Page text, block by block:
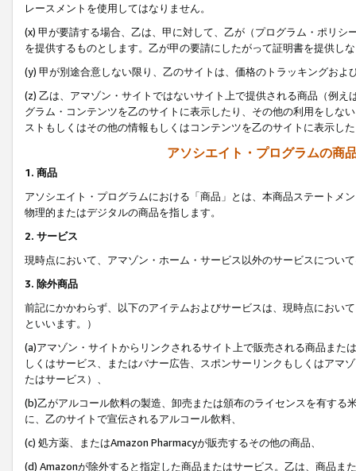
レースメントを使用してはなりません。
(x) 甲が要請する場合、乙は、甲に対して、乙が（プログラム・ポリ
を提供するものとします。乙が甲の要請にしたがって証明書を提供し
(y) 甲が別途合意しない限り、乙のサイトは、価格のトラッキングお
(z) 乙は、アマゾン・サイトではないサイト上で提供される商品（例
グラム・コンテンツを乙のサイトに表示したり、その他の利用をしな
ストもしくはその他の情報もしくはコンテンツを乙のサイトに表示し
アソシエイト・プログラムの商
1. 商品
アソシエイト・プログラムにおける「商品」とは、本商品ステートメ
物理的またはデジタルの商品を指します。
2. サービス
現時点において、アマゾン・ホーム・サービス以外のサービスについ
3. 除外商品
前記にかかわらず、以下のアイテムおよびサービスは、現時点におい
といいます。）
(a)アマゾン・サイトからリンクされるサイト上で販売される商品ま
しくはサービス、またはバナー広告、スポンサーリンクもしくはアマ
たはサービス）、
(b)乙がアルコール飲料の製造、卸売または頒布のライセンスを有す
に、乙のサイトで宣伝されるアルコール飲料、
(c) 処方薬、またはAmazon Pharmacyが販売するその他の商品、
(d) Amazonが除外すると指定した商品またはサービス。乙は、商品ま